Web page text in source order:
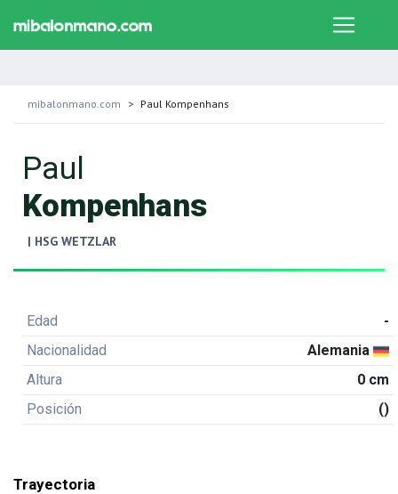
mibalonmano.com Paul Kompenhans
Paul
Kompenhans
| HSG WETZLAR
Edad
-
Nacionalidad
Alemania
Altura
0 cm
Posición
()
Trayectoria